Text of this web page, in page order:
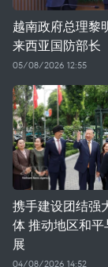
越南政府总理黎
来西亚国防部长
05/08/2026 12:55
携手建设团结强
体 推动地区和
展
04/08/2026 14:52